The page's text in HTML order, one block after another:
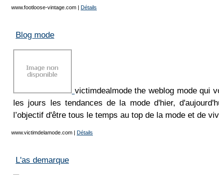
www.footloose-vintage.com | Détails
Blog mode
victimdealmode the weblog mode qui
les jours les tendances de la mode d'hier,
l’objectif d'être tous le temps au top de la mode et de
www.victimdelamode.com | Détails
L'as demarque